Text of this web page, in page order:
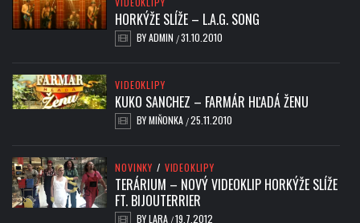
HORKÝŽE SLÍŽE – L.A.G. SONG
BYADMIN /31.10.2010
VIDEOKLIPY
KUKO SANCHEZ – FARMÁR HĽADÁ ŽENU
BYMIŇONKA /25.11.2010
NOVINKY / VIDEOKLIPY
TERÁRIUM – NOVÝ VIDEOKLIP HORKÝŽE SLÍŽE
FT. BIJOUTERRIER
BYLARA /19.7.2012